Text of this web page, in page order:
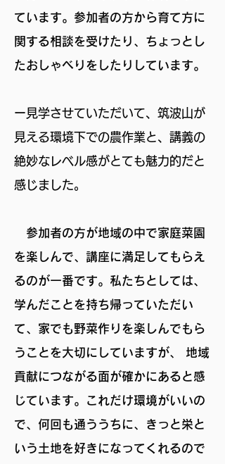
ています。参加者の方から育て方に
関する相談を受けたり、ちょっとし
たおしゃベりをしたりしています。
ー見学させていただいて、筑波山が
見える環境下での農作業と、講義の
絶妙なレベル感がとても魅力的だと
感じました。
参加者の方が地域の中で家庭菜園
を楽しんで、講座に満足してもらえ
るのが一番です。私たちとしては、
学んだことを持ち帰っていただい
て、家でも野菜作りを楽しんでもら
うことを大切にしていますが、 地域
貢献につながる面が確かにあると感
じています。これだけ環境がいいの
で、何回も通ううちに、きっと栄と
いう土地を好きになってくれるので